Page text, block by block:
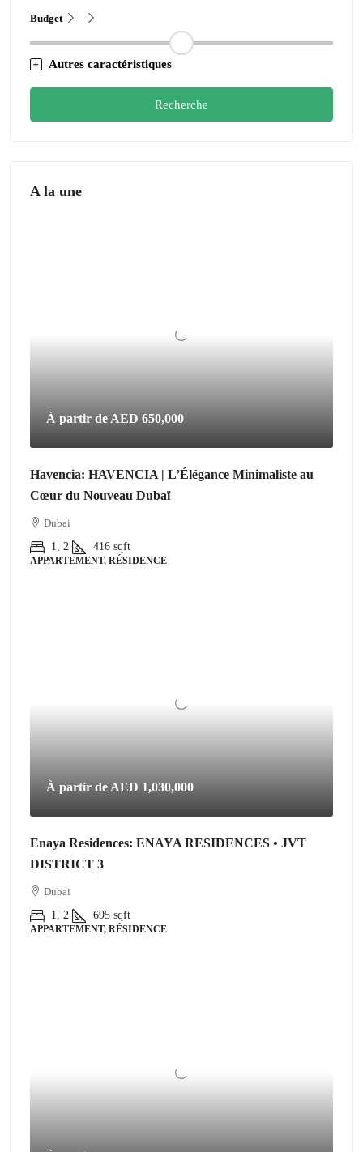
Budget
Autres caractéristiques
Recherche
A la une
À partir de AED 650,000
Havencia: HAVENCIA | L’Élégance Minimaliste au
Cœur du Nouveau Dubaï
Dubai
1, 2
416 sqft
APPARTEMENT, RÉSIDENCE
À partir de AED 1,030,000
Enaya Residences: ENAYA RESIDENCES • JVT
DISTRICT 3
Dubai
1, 2
695 sqft
APPARTEMENT, RÉSIDENCE